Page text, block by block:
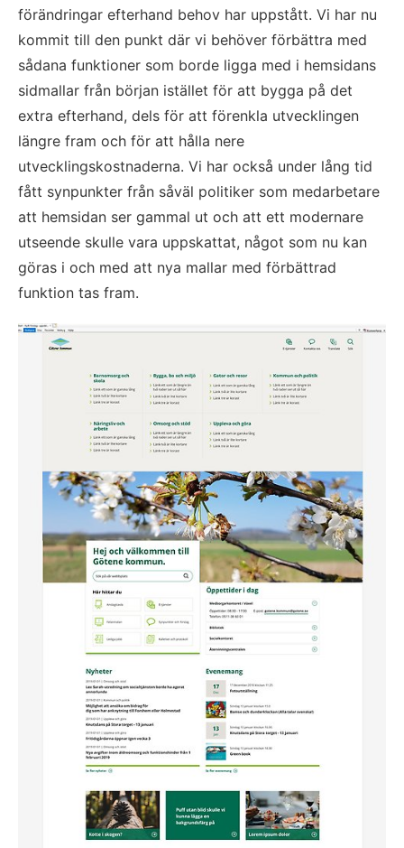
förändringar efterhand behov har uppstått. Vi har nu
kommit till den punkt där vi behöver förbättra med
sådana funktioner som borde ligga med i hemsidans
sidmallar från början istället för att bygga på det
extra efterhand, dels för att förenkla utvecklingen
längre fram och för att hålla nere
utvecklingskostnaderna. Vi har också under lång tid
fått synpunkter från såväl politiker som medarbetare
att hemsidan ser gammal ut och att ett modernare
utseende skulle vara uppskattat, något som nu kan
göras i och med att nya mallar med förbättrad
funktion tas fram.